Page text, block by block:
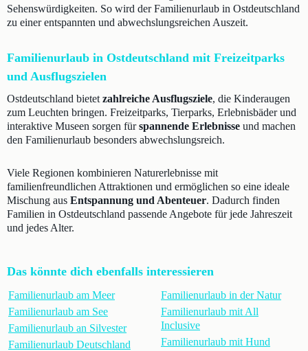
Sehenswürdigkeiten. So wird der Familienurlaub in Ostdeutschland
zu einer entspannten und abwechslungsreichen Auszeit.
Familienurlaub in Ostdeutschland mit Freizeitparks
und Ausflugszielen
Ostdeutschland bietet zahlreiche Ausflugsziele, die Kinderaugen
zum Leuchten bringen. Freizeitparks, Tierparks, Erlebnisbäder und
interaktive Museen sorgen fürspannende Erlebnisse und machen
den Familienurlaub besonders abwechslungsreich.
Viele Regionen kombinieren Naturerlebnisse mit
familienfreundlichen Attraktionen und ermöglichen so eine ideale
Mischung aus Entspannung und Abenteuer. Dadurch finden
Familien in Ostdeutschland passende Angebote für jede Jahreszeit
und jedes Alter.
Das könnte dich ebenfalls interessieren
Familienurlaub am Meer
Familienurlaub am See
Familienurlaub an Silvester
Familienurlaub Deutschland
Familienurlaub in der Natur
Familienurlaub mit All
Inclusive
Familienurlaub mit Hund